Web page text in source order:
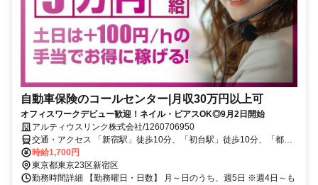
自動車保険のコールセンター|月収30万円以上可
オフィスワークデビュー歓迎！ネイル・ピアスOK◎9月2日開始
アルティウスリンク株式会社/1260706950
交通・アクセス 「新宿駅」徒歩10分、「初台駅」徒歩10分、「都庁
前駅」徒歩10分 ★交通費実費支給※社内規定あり
時給1,700円
東京都東京23区新宿区
勤務時間詳細 【勤務曜日・日数】 月～日のうち、週5日 ※週4日～も